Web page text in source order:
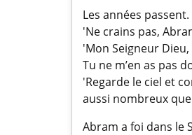
Les années
'Ne crains pas,
'Mon Seigneur
Tu ne m’en as pas
'Regarde le ciel et
aussi nombreux
Abram a foi dans le